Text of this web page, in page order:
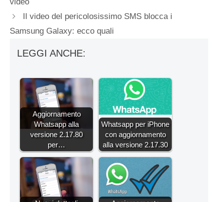
video
Il video del pericolosissimo SMS blocca i
Samsung Galaxy: ecco quali
LEGGI ANCHE:
Aggiornamento
Whatsapp alla
versione 2.17.80
per…
Whatsapp per iPhone
con aggiornamento
alla versione 2.17.30